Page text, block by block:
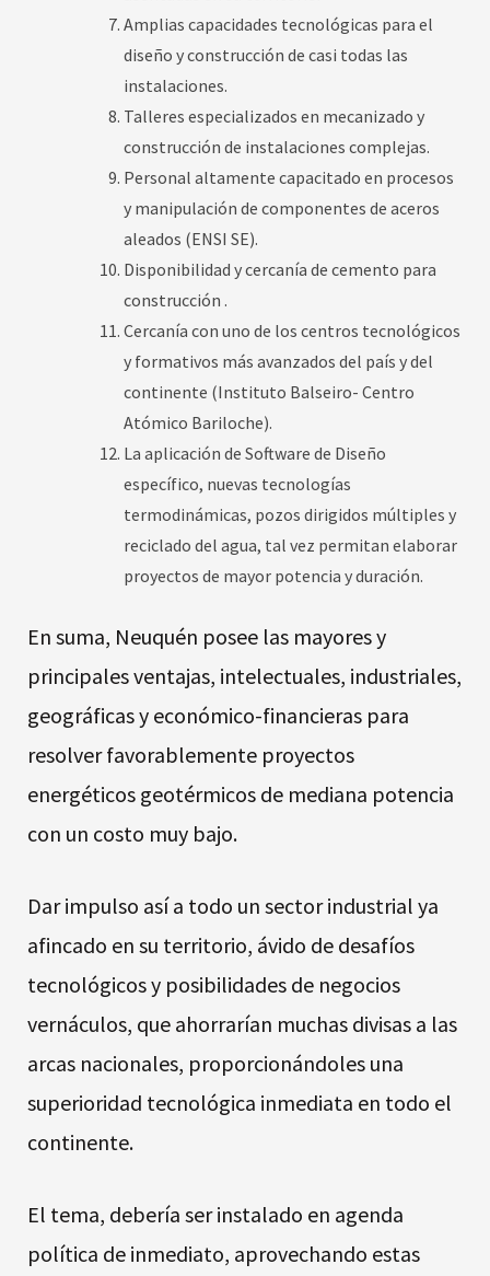
Amplias capacidades tecnológicas para el
diseño y construcción de casi todas las
instalaciones.
Talleres especializados en mecanizado y
construcción de instalaciones complejas.
Personal altamente capacitado en procesos
y manipulación de componentes de aceros
aleados (ENSI SE).
Disponibilidad y cercanía de cemento para
construcción .
Cercanía con uno de los centros tecnológicos
y formativos más avanzados del país y del
continente (Instituto Balseiro- Centro
Atómico Bariloche).
La aplicación de Software de Diseño
específico, nuevas tecnologías
termodinámicas, pozos dirigidos múltiples y
reciclado del agua, tal vez permitan elaborar
proyectos de mayor potencia y duración.
En suma, Neuquén posee las mayores y
principales ventajas, intelectuales, industriales,
geográficas y económico-financieras para
resolver favorablemente proyectos
energéticos geotérmicos de mediana potencia
con un costo muy bajo.
Dar impulso así a todo un sector industrial ya
afincado en su territorio, ávido de desafíos
tecnológicos y posibilidades de negocios
vernáculos, que ahorrarían muchas divisas a las
arcas nacionales, proporcionándoles una
superioridad tecnológica inmediata en todo el
continente.
El tema, debería ser instalado en agenda
política de inmediato, aprovechando estas